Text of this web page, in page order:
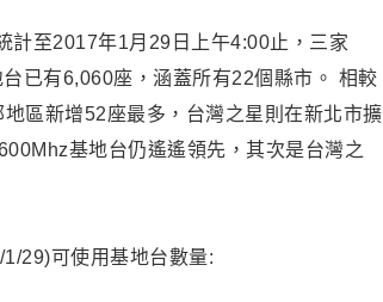
計至2017年1月29日上午4:00止，三家
已有6,060座，涵蓋所有22個縣市。 相較
區新增52座最多，台灣之星則在新北市擴
基地台仍遙遙領先，其次是台灣之
29)可使用基地台數量: